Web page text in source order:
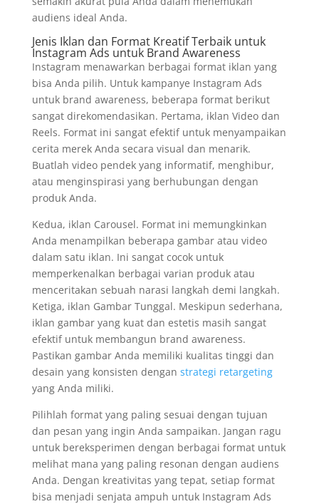
audiens ideal Anda.
Jenis Iklan dan Format Kreatif Terbaik untuk
Instagram Ads untuk Brand Awareness
Instagram menawarkan berbagai format iklan yang
bisa Anda pilih. Untuk kampanye Instagram Ads
untuk brand awareness, beberapa format berikut
sangat direkomendasikan. Pertama, iklan Video dan
Reels. Format ini sangat efektif untuk menyampaikan
cerita merek Anda secara visual dan menarik.
Buatlah video pendek yang informatif, menghibur,
atau menginspirasi yang berhubungan dengan
produk Anda.
Kedua, iklan Carousel. Format ini memungkinkan
Anda menampilkan beberapa gambar atau video
dalam satu iklan. Ini sangat cocok untuk
memperkenalkan berbagai varian produk atau
menceritakan sebuah narasi langkah demi langkah.
Ketiga, iklan Gambar Tunggal. Meskipun sederhana,
iklan gambar yang kuat dan estetis masih sangat
efektif untuk membangun brand awareness.
Pastikan gambar Anda memiliki kualitas tinggi dan
desain yang konsisten dengan strategi retargeting
yang Anda miliki.
Pilihlah format yang paling sesuai dengan tujuan
dan pesan yang ingin Anda sampaikan. Jangan ragu
untuk bereksperimen dengan berbagai format untuk
melihat mana yang paling resonan dengan audiens
Anda. Dengan kreativitas yang tepat, setiap format
bisa menjadi senjata ampuh untuk Instagram Ads